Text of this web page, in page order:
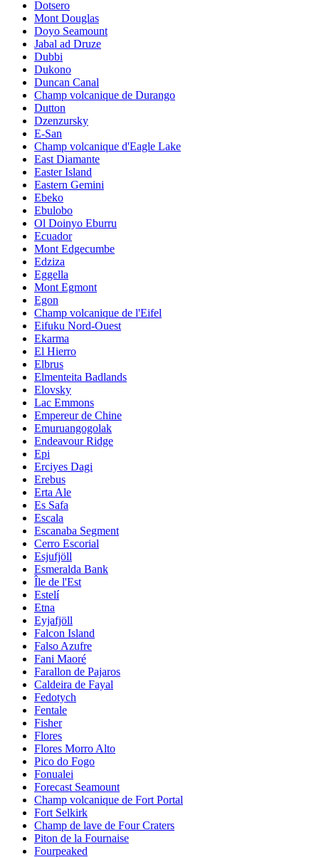
Dotsero
Mont Douglas
Doyo Seamount
Jabal ad Druze
Dubbi
Dukono
Duncan Canal
Champ volcanique de Durango
Dutton
Dzenzursky
E-San
Champ volcanique d'Eagle Lake
East Diamante
Easter Island
Eastern Gemini
Ebeko
Ebulobo
Ol Doinyo Eburru
Ecuador
Mont Edgecumbe
Edziza
Eggella
Mont Egmont
Egon
Champ volcanique de l'Eifel
Eifuku Nord-Ouest
Ekarma
El Hierro
Elbrus
Elmenteita Badlands
Elovsky
Lac Emmons
Empereur de Chine
Emuruangogolak
Endeavour Ridge
Epi
Erciyes Dagi
Erebus
Erta Ale
Es Safa
Escala
Escanaba Segment
Cerro Escorial
Esjufjöll
Esmeralda Bank
Île de l'Est
Estelí
Etna
Eyjafjöll
Falcon Island
Falso Azufre
Fani Maoré
Farallon de Pajaros
Caldeira de Fayal
Fedotych
Fentale
Fisher
Flores
Flores Morro Alto
Pico do Fogo
Fonualei
Forecast Seamount
Champ volcanique de Fort Portal
Fort Selkirk
Champ de lave de Four Craters
Piton de la Fournaise
Fourpeaked